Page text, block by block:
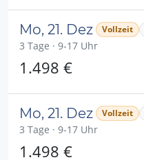
Mo, 21. Dez Vollzeit
3 Tage · 9-17 Uhr
1.498 €
Mo, 21. Dez Vollzeit
3 Tage · 9-17 Uhr
1.498 €